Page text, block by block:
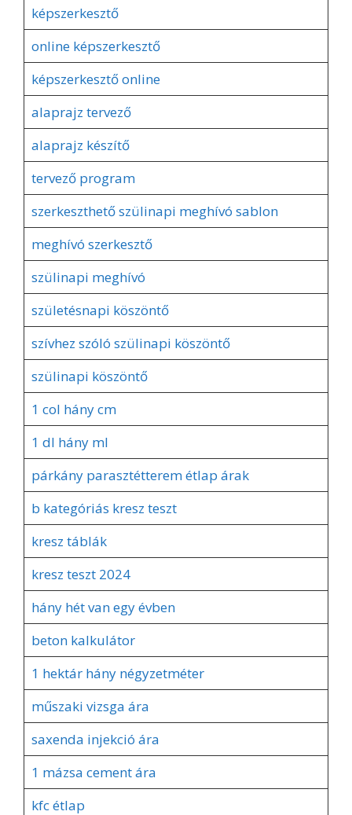
képszerkesztő
online képszerkesztő
képszerkesztő online
alaprajz tervező
alaprajz készítő
tervező program
szerkeszthető szülinapi meghívó sablon
meghívó szerkesztő
szülinapi meghívó
születésnapi köszöntő
szívhez szóló szülinapi köszöntő
szülinapi köszöntő
1 col hány cm
1 dl hány ml
párkány parasztétterem étlap árak
b kategóriás kresz teszt
kresz táblák
kresz teszt 2024
hány hét van egy évben
beton kalkulátor
1 hektár hány négyzetméter
műszaki vizsga ára
saxenda injekció ára
1 mázsa cement ára
kfc étlap